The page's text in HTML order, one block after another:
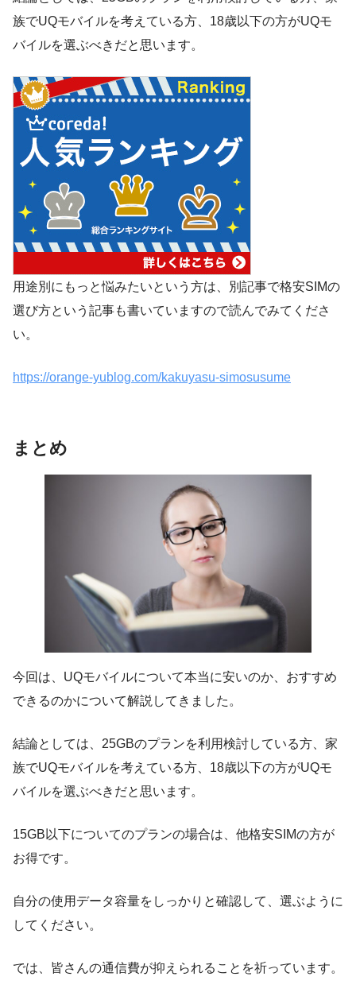
族でUQモバイルを考えている方、18歳以下の方がUQモ
バイルを選ぶべきだと思います。
用途別にもっと悩みたいという方は、別記事で格安SIMの
選び方という記事も書いていますので読んでみてくださ
い。
https://orange-yublog.com/kakuyasu-simosusume
まとめ
今回は、UQモバイルについて本当に安いのか、おすすめ
できるのかについて解説してきました。
結論としては、25GBのプランを利用検討している方、家
族でUQモバイルを考えている方、18歳以下の方がUQモ
バイルを選ぶべきだと思います。
15GB以下についてのプランの場合は、他格安SIMの方が
お得です。
自分の使用データ容量をしっかりと確認して、選ぶように
してください。
では、皆さんの通信費が抑えられることを祈っています。